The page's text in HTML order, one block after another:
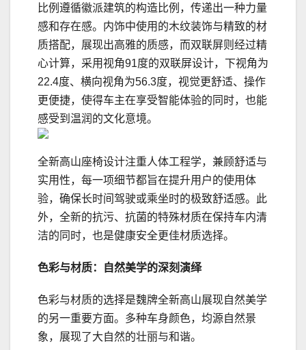
比例遵循徽派建筑的构造比例，传递出一种力量
感和存在感。内饰中使用的木纹装饰与精致的材
质搭配，展现出高雅的质感，而双联屏则经过精
心计算，采用视角91度的双联屏设计，下视角为
22.4度、横向视角为56.3度，视觉更舒适、操作
更便捷，使得车主在享受智能体验的同时，也能
感受到温润的文化意境。
全新高山座椅设计注重人体工程学，兼顾舒适与
实用性，每一项细节都旨在提升用户的使用体
验，确保长时间驾驶或乘坐时的极致舒适感。此
外，全新的抗污、抗菌的特殊材质在保持车内清
洁的同时，也是健康安全更佳材质选择。
色彩与材质：自然美学的深刻演绎
色彩与材质的选择是魏牌全新高山展现自然美学
的另一重要方面。多种车身颜色，均源自然景
象，展现了大自然的壮丽与和谐。